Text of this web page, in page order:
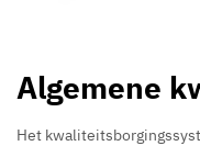
Algemene
Het